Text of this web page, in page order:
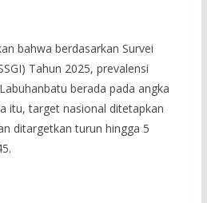
bahwa berdasarkan Survei
Tahun 2025, prevalensi
berada pada angka
itu, target nasional ditetapkan
ditargetkan turun hingga 5